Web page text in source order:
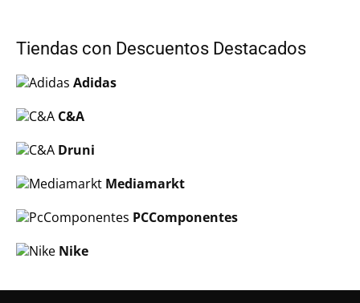
Tiendas con Descuentos Destacados
Adidas
C&A
Druni
Mediamarkt
PCComponentes
Nike